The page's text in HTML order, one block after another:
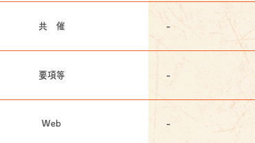
共 催 -
要項等 -
Web -